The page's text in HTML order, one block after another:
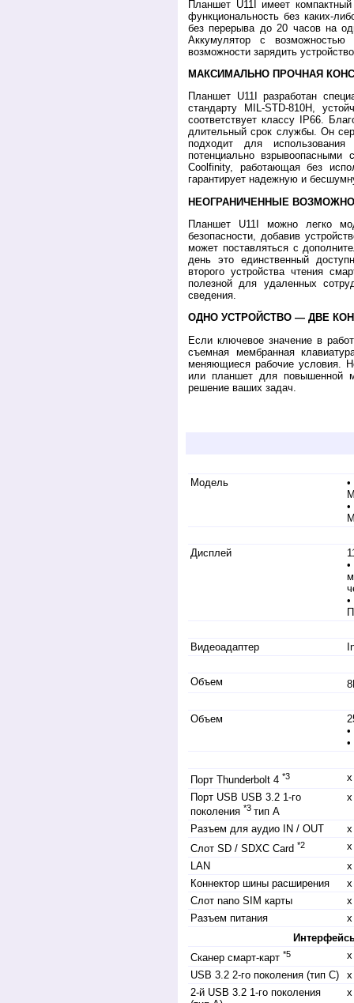
Планшет U11I имеет
функциональность без каких-
без перерыва до 20 часов на
Аккумулятор с
возможности зарядить
МАКСИМАЛЬНО ПРОЧНАЯ
Планшет U11I разработан
стандарту MIL-STD-810H,
соответствует классу IP66.
длительный срок службы. Он
подходит для
потенциально взрывоопасными
Coolfinity, работающая без
гарантирует надежную и
НЕОГРАНИЧЕННЫЕ
Планшет U11I можно легко
безопасности, добавив
может поставляться с
день это единственный
второго устройства чтения
полезной для удаленных
сведения.
ОДНО УСТРОЙСТВО — ДВЕ
Если ключевое значение в
съемная мембранная
меняющиеся рабочие условия.
или планшет для повышенной
решение ваших задач.
Модель
Дисплей
Видеоадаптер
Объем
Объем
Порт Thunderbolt 4 *3
x
Порт USB USB 3.2 1-го
поколения *3 тип А
x
Разъем для аудио IN / OUT
Слот SD / SDXC Card *2
x
LAN
x
Коннектор шины расширения
Слот nano SIM карты
Разъем питания
x
Сканер смарт-карт *5
USB 3.2 2-го поколения (тип C)
x
2-й USB 3.2 1-го поколения
x